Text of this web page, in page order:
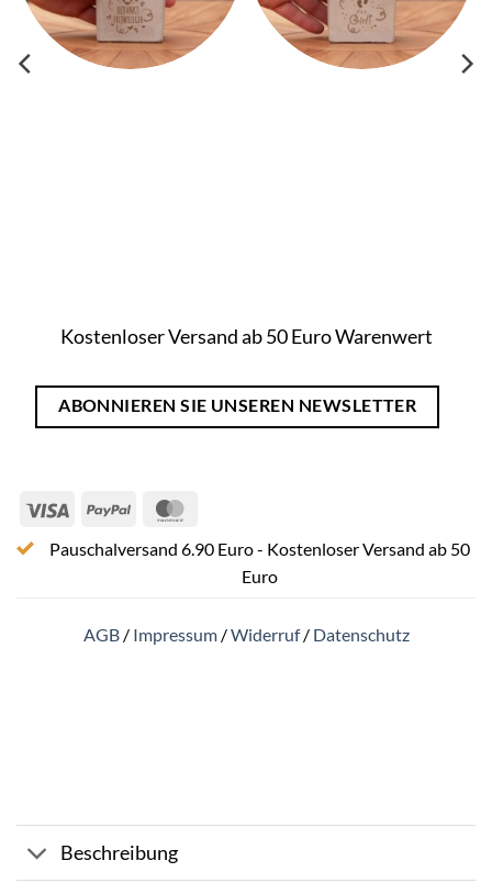
Kostenloser Versand ab 50 Euro Warenwert
ABONNIEREN SIE UNSEREN NEWSLETTER
Visa PayPal
Pauschalversand 6.90 Euro - Kostenloser Versand ab 50
Euro
AGB/ Impressum/Widerruf/ Datenschutz
Beschreibung